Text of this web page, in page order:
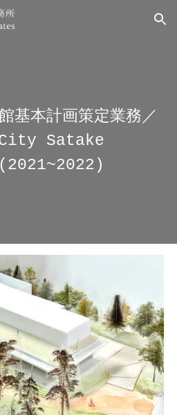
Skip to navigation
基本計画策定業務／
Satake